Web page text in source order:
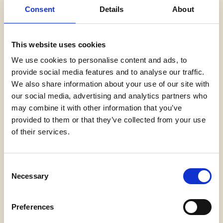
Consent Details About
This website uses cookies
We use cookies to personalise content and ads, to
provide social media features and to analyse our traffic.
We also share information about your use of our site with
our social media, advertising and analytics partners who
may combine it with other information that you’ve
provided to them or that they’ve collected from your use
of their services.
Necessary
Preferences
Professzionális vendéglátás:
szülők jellemzően 2-3 órát töltenek el
várakozással. Egy minőségi kávékat, frissítőket
és egészséges snackeket kínáló kávézó/büfé
drasztikusan megnöveli az egy főre eső költést.
Születésnapi csomagok és különtermek:
profi élményközpont kötelező eleme a
tematikus születésnapi szoba. A szülők
buliszervezésért.